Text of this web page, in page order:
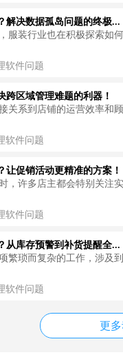
解决数据孤岛问题的终极...
服装行业也在积极探索如
软件问题
跨区域管理难题的利器！
关系到店铺的运营效率和
软件问题
让促销活动更精准的方案！
，许多店主都会特别关注
软件问题
从库存预警到补货提醒全...
繁琐而复杂的工作，涉及
软件问题
更